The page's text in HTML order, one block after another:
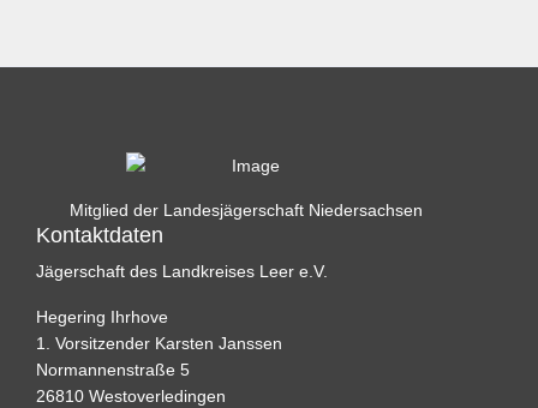
Mitglied der Landesjägerschaft Niedersachsen
Kontaktdaten
Jägerschaft des Landkreises Leer e.V.
Hegering Ihrhove
1. Vorsitzender Karsten Janssen
Normannenstraße 5
26810 Westoverledingen